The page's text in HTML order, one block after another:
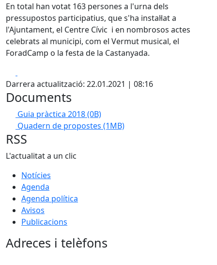
En total han votat 163 persones a l'urna dels
pressupostos participatius, que s'ha instal·lat a
l'Ajuntament, el Centre Cívic i en nombrosos actes
celebrats al municipi, com el Vermut musical, el
ForadCamp o la festa de la Castanyada.
Darrera actualització: 22.01.2021 | 08:16
Documents
Guia pràctica 2018(0B)
Quadern de propostes (1MB)
RSS
L'actualitat a un clic
Notícies
Agenda
Agenda política
Avisos
Publicacions
Adreces i telèfons